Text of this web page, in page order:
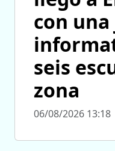
con
seis
zona
06/08/2026 13:18